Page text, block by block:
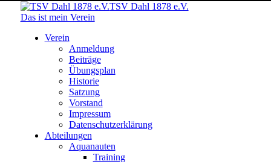
TSV Dahl 1878 e.V.
Das ist mein Verein
Verein
Anmeldung
Beiträge
Übungsplan
Historie
Satzung
Vorstand
Impressum
Datenschutzerklärung
Abteilungen
Aquanauten
Training